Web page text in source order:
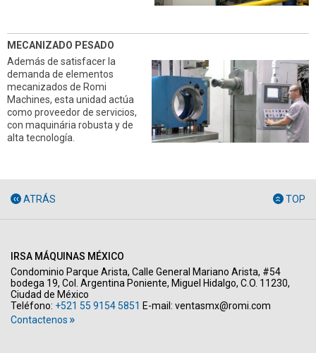
MECANIZADO PESADO
Además de satisfacer la
demanda de elementos
mecanizados de Romi
Machines, esta unidad actúa
como proveedor de servicios,
con maquinária robusta y de
alta tecnología.
ATRÁS TOP
IRSA MÁQUINAS MÉXICO
Condominio Parque Arista, Calle General Mariano Arista, #54
bodega 19, Col. Argentina Poniente, Miguel Hidalgo, C.O. 11230,
Ciudad de México
Teléfono: +521 55 9154 5851 E-mail: ventasmx@romi.com
Contactenos